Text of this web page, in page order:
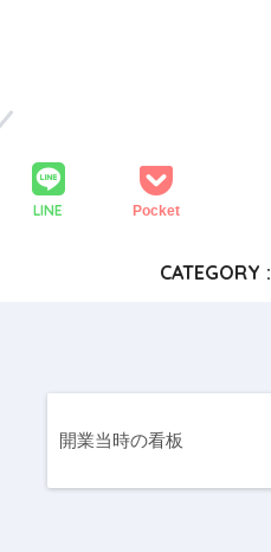
LINE Pocket
CATEGORY :
開業当時の看板